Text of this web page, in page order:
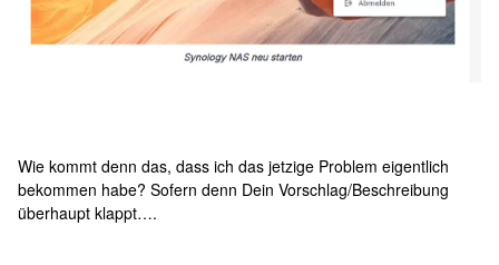
Wie kommt denn das, dass ich das jetzige Problem eigentlich
bekommen habe? Sofern denn Dein Vorschlag/Beschreibung
überhaupt klappt….